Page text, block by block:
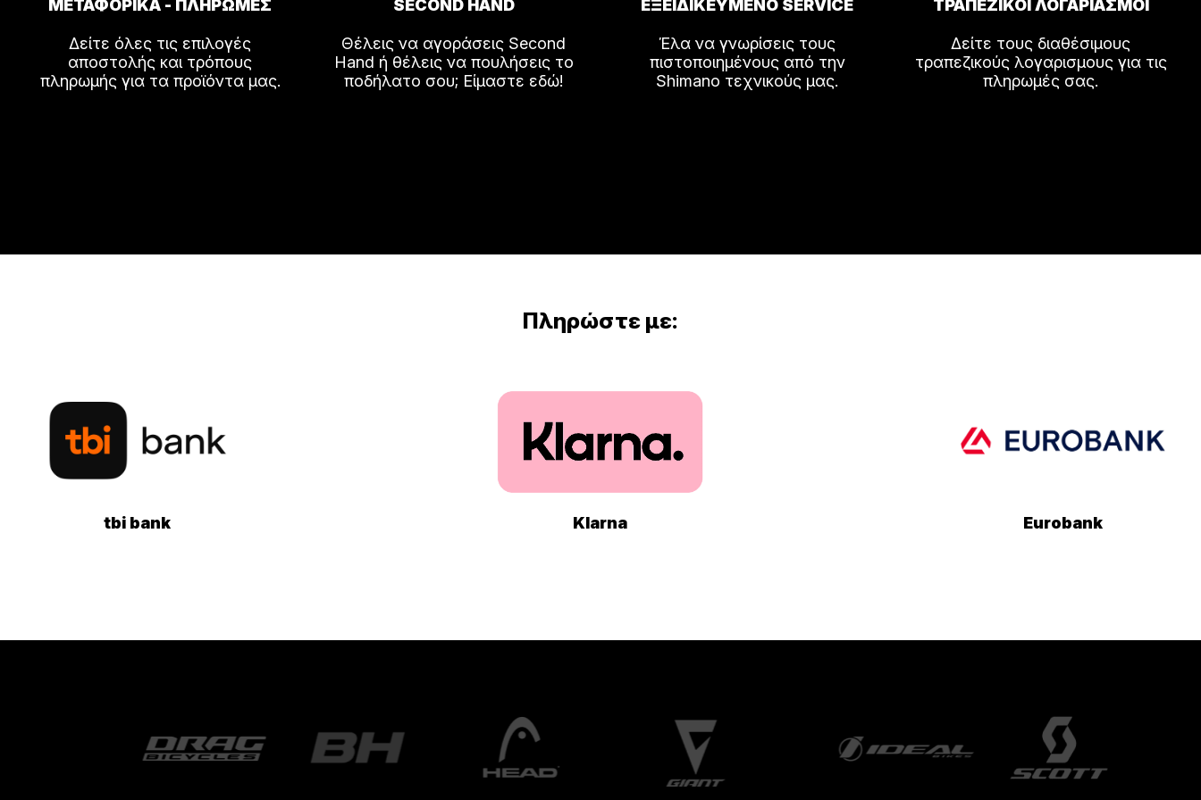
προϊόντος
ΜΕΤΑΦΟΡΙΚΑ - ΠΛΗΡΩΜΕΣ
Δείτε όλες τις επιλογές
αποστολής και τρόπους
πληρωμής για τα προϊόντα μας.
SECOND HAND
Θέλεις να αγοράσεις Second
Hand ή θέλεις να πουλήσεις το
ποδήλατο σου; Είμαστε εδώ!
ΕΞΕΙΔΙΚΕΥΜΕΝΟ SERVICE
Έλα να γνωρίσεις τους
πιστοποιημένους από την
Shimano τεχνικούς μας.
ΤΡΑΠΕΖΙΚΟΙ ΛΟΓΑΡΙΑΣΜΟΙ
Δείτε τους διαθέσιμους
τραπεζικούς λογαρισμους για τις
πληρωμές σας.
Πληρώστε με:
tbi bank Klarna Eurobank